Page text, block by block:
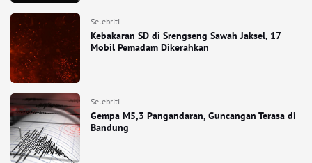
Selebriti
Kebakaran SD di Srengseng Sawah Jaksel, 17
Mobil Pemadam Dikerahkan
Selebriti
Gempa M5,3 Pangandaran, Guncangan Terasa di
Bandung